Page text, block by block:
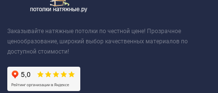
Заказывайте натяжные потолки по честной цене! Прозрачное
ценообразование, широкий выбор качественных материалов по
доступной стоимости!